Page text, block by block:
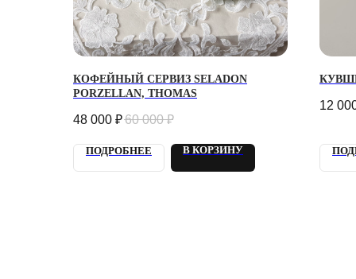
КОФЕЙНЫЙ СЕРВИЗ SELADON
PORZELLAN, THOMAS
48 000 ₽60 000 ₽
ПОДРОБНЕЕ В КОРЗИНУ
12
+7
УЛ.